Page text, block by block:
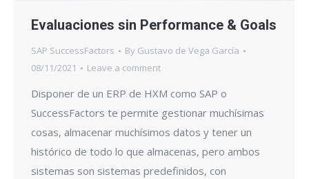
Evaluaciones sin Performance & Goals
SAP SuccessFactors By Gustavo de Vega García
08/11/2021
Leave a comment
Disponer de un ERP de HXM como SAP o
SuccessFactors te permite gestionar muchísimas
cosas, almacenar muchísimos datos y tener un
histórico de todo lo que almacenas, pero ambos
sistemas son sistemas predefinidos, con